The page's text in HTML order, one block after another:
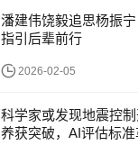
潘建伟饶毅追思杨振
指引后辈前行
2026-02-05
科学家或发现地震控
养获突破，AI评估标准